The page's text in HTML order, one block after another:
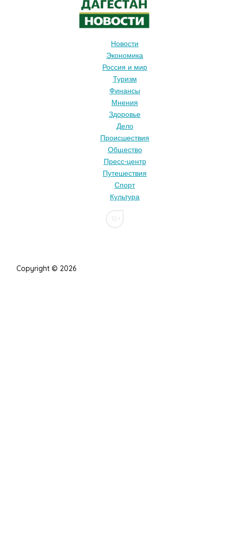
Новости
Экономика
Россия и мир
Туризм
Финансы
Мнения
Здоровье
Дело
Происшествия
Общество
Пресс-центр
Путешествия
Спорт
Культура
Copyright © 2026